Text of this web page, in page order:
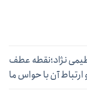
نژاد؛نقطه عطف
ارتباط آن با حواس ما